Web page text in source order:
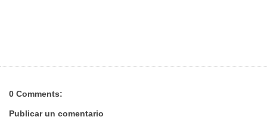
0 Comments:
Publicar un comentario